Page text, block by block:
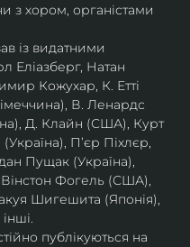
з хором, органістами
із видатними
Еліазберг, Натан
Кожухар, К. Етті
В. Ленардс
Д. Клайн (США), Курт
П’єр Піхлєр,
Пущак (Україна),
Вінстон Фогель (США),
Шигешита (Японія),
публікуються на